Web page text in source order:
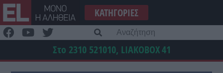
Μετάβαση
στο
περιεχόμενο
ΚΑΤΗΓΟΡΊΕΣ
Στο 2310 521010, LIAKOBOX41